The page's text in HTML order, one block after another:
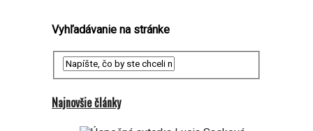
Vyhľadávanie na stránke
Najnovšie články